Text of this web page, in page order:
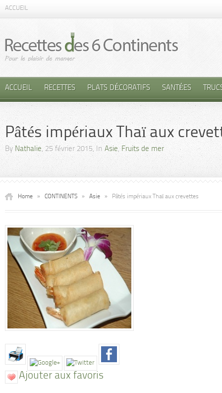
ACCUEIL
ACCUEIL RECETTES PLATS DÉCORATIFS SANTÉES
Pâtés impériaux Thaï aux
By Nathalie, 25 février 2015, In Asie, Fruits de mer
Home » CONTINENTS » Asie » Pâtés impériaux Thaï aux crevettes
Ajouter aux favoris